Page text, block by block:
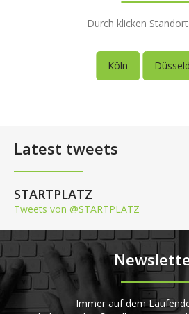
Durch klicken
Köln
Latest tweets
STARTPLATZ
Tweets von @STARTPLATZ
Immer auf dem